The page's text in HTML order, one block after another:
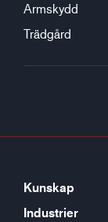
Armskydd
Trädgård
Kunskap
Industrier